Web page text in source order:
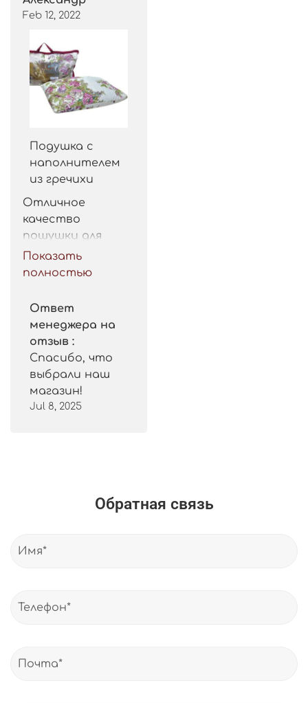
Feb 12, 2022
Подушка с
наполнителем
из гречихи
Отличное
качество
пошушки для
такой цены.
Рекомендую.
Показать
полностью
Ответ
менеджера на
отзыв :
Спасибо, что
выбрали наш
магазин!
Jul 8, 2025
Обратная связь